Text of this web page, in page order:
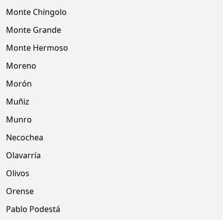
Monte Chingolo
Monte Grande
Monte Hermoso
Moreno
Morón
Muñiz
Munro
Necochea
Olavarría
Olivos
Orense
Pablo Podestá